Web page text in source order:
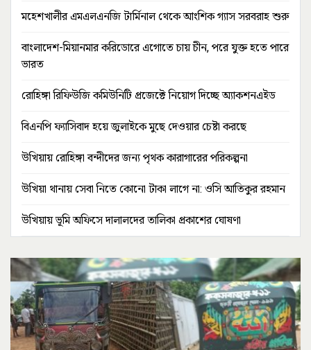
মহেশখালীর এমএলএনজি টার্মিনাল থেকে আংশিক গ্যাস সরবরাহ শুরু
বাংলাদেশ-মিয়ানমার করিডোরে এগোতে চায় চীন, পরে যুক্ত হতে পারে
ভারত
রোহিঙ্গা রিফিউজি কমিউনিটি প্রজেক্টে নিয়োগ দিচ্ছে অ্যাকশনএইড
বিএনপি ফ্যাসিবাদ হয়ে জুলাইকে মুছে দেওয়ার চেষ্টা করছে
উখিয়ায় রোহিঙ্গা বন্দীদের জন্য পৃথক কারাগারের পরিকল্পনা
উখিয়া থানায় সেবা নিতে কোনো টাকা লাগে না: ওসি আতিকুর রহমান
উখিয়ায় ভূমি অফিসে দালালদের তালিকা প্রকাশের ঘোষণা